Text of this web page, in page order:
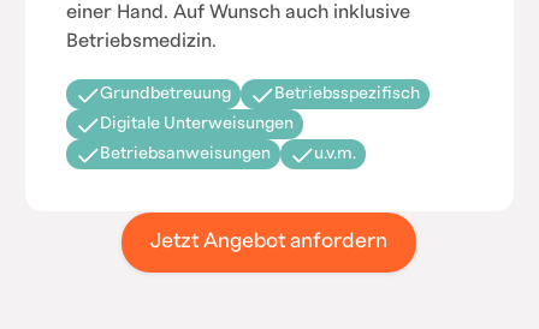
einer Hand. Auf Wunsch auch inklusive
Betriebsmedizin.
Grundbetreuung
Betriebsspezifisch
Digitale Unterweisungen
Betriebsanweisungen
u.v.m.
Jetzt Angebot anfordern